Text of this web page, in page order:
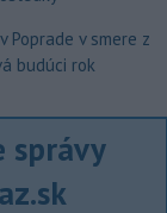
Poprade v smere z
budúci rok
správy